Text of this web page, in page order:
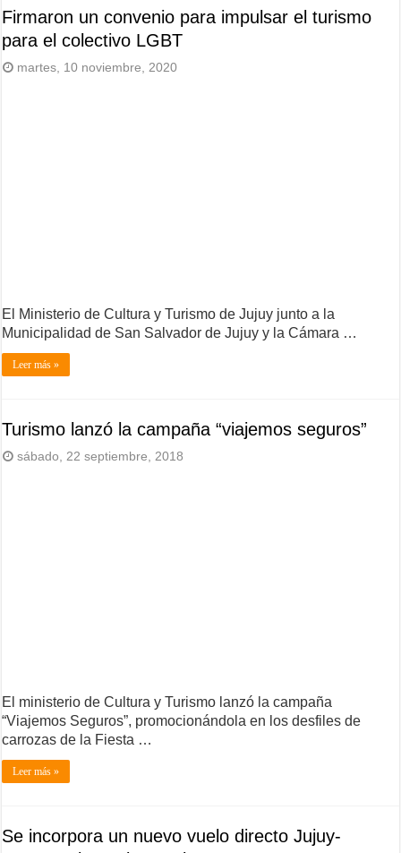
Firmaron un convenio para impulsar el turismo
para el colectivo LGBT
martes, 10 noviembre, 2020
El Ministerio de Cultura y Turismo de Jujuy junto a la
Municipalidad de San Salvador de Jujuy y la Cámara …
Leer más »
Turismo lanzó la campaña “viajemos seguros”
sábado, 22 septiembre, 2018
El ministerio de Cultura y Turismo lanzó la campaña
“Viajemos Seguros”, promocionándola en los desfiles de
carrozas de la Fiesta …
Leer más »
Se incorpora un nuevo vuelo directo Jujuy-